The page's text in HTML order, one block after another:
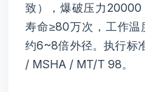
致），爆破压力
寿命≥80万次，工作温
约6~8倍外径。执行标
/ MSHA / MT/T 98。